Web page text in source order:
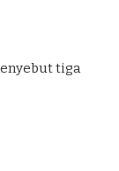
tiga